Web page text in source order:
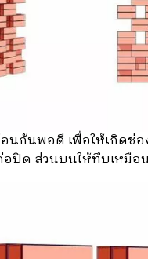
นกันพอดี เพื่อให้เกิดช่อ
อปิด ส่วนบนให้ทึบเหมือ